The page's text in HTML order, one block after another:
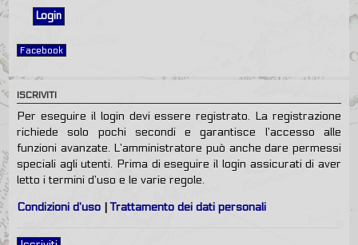
Facebook
ISCRIVITI
Per eseguire il login devi essere registrato. La registrazione
richiede solo pochi secondi e garantisce l’accesso alle
funzioni avanzate. L’amministratore può anche dare permessi
speciali agli utenti. Prima di eseguire il login assicurati di aver
letto i termini d’uso e le varie regole.
Condizioni d’uso |Trattamento dei dati personali